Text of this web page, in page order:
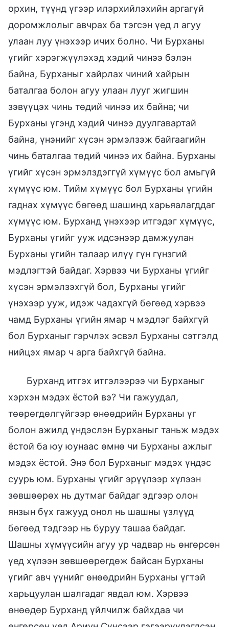
орхин, түүнд үгээр илэрхийлэхийн аргагүй
доромжлолыг авчрах ба тэгсэн үед л агуу
улаан луу үнэхээр ичих болно. Чи Бурханы
үгийг хэрэгжүүлэхэд хэдий чинээ бэлэн
байна, Бурханыг хайрлах чиний хайрын
баталгаа болон агуу улаан лууг жигшин
зэвүүцэх чинь төдий чинээ их байна; чи
Бурханы үгэнд хэдий чинээ дуулгавартай
байна, үнэнийг хүсэн эрмэлзэж байгаагийн
чинь баталгаа төдий чинээ их байна. Бурханы
үгийг хүсэн эрмэлздэггүй хүмүүс бол амьгүй
хүмүүс юм. Тийм хүмүүс бол Бурханы үгийн
гаднах хүмүүс бөгөөд шашинд харьяалагддаг
хүмүүс юм. Бурханд үнэхээр итгэдэг хүмүүс,
Бурханы үгийг ууж идсэнээр дамжуулан
Бурханы үгийн талаар илүү гүн гүнзгий
мэдлэгтэй байдаг. Хэрвээ чи Бурханы үгийг
хүсэн эрмэлзэхгүй бол, Бурханы үгийг
үнэхээр ууж, идэж чадахгүй бөгөөд хэрвээ
чамд Бурханы үгийн ямар ч мэдлэг байхгүй
бол Бурханыг гэрчлэх эсвэл Бурханы сэтгэлд
нийцэх ямар ч арга байхгүй байна.
Бурханд итгэх итгэлээрээ чи Бурханыг
хэрхэн мэдэх ёстой вэ? Чи гажуудал,
төөрөгдөлгүйгээр өнөөдрийн Бурханы үг
болон ажилд үндэслэн Бурханыг таньж мэдэх
ёстой ба юу юунаас өмнө чи Бурханы ажлыг
мэдэх ёстой. Энэ бол Бурханыг мэдэх үндэс
суурь юм. Бурханы үгийг эрүүлээр хүлээн
зөвшөөрөх нь дутмаг байдаг эдгээр олон
янзын бүх гажууд онол нь шашны үзлүүд
бөгөөд тэдгээр нь буруу ташаа байдаг.
Шашны хүмүүсийн агуу ур чадвар нь өнгөрсөн
үед хүлээн зөвшөөрөгдөж байсан Бурханы
үгийг авч үүнийг өнөөдрийн Бурханы үгтэй
харьцуулан шалгадаг явдал юм. Хэрвээ
өнөөдөр Бурханд үйлчилж байхдаа чи